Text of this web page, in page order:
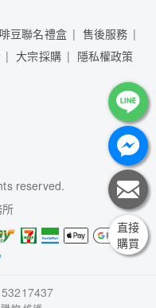
豆聯名禮盒
售後服務
大宗採購 隱私權政策
reserved.
直接
購買